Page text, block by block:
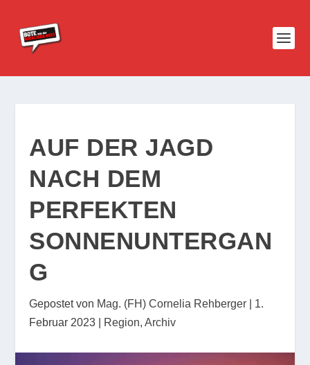
AUF DER JAGD
NACH DEM
PERFEKTEN
SONNENUNTERGAN
G
Gepostet von Mag. (FH) Cornelia Rehberger
1.
Februar 2023
Region,Archiv